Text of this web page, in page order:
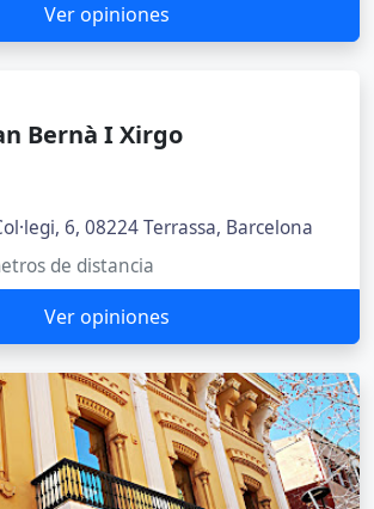
Ver opiniones
Bernà I Xirgo
6, 08224 Terrassa, Barcelona
de distancia
Ver opiniones